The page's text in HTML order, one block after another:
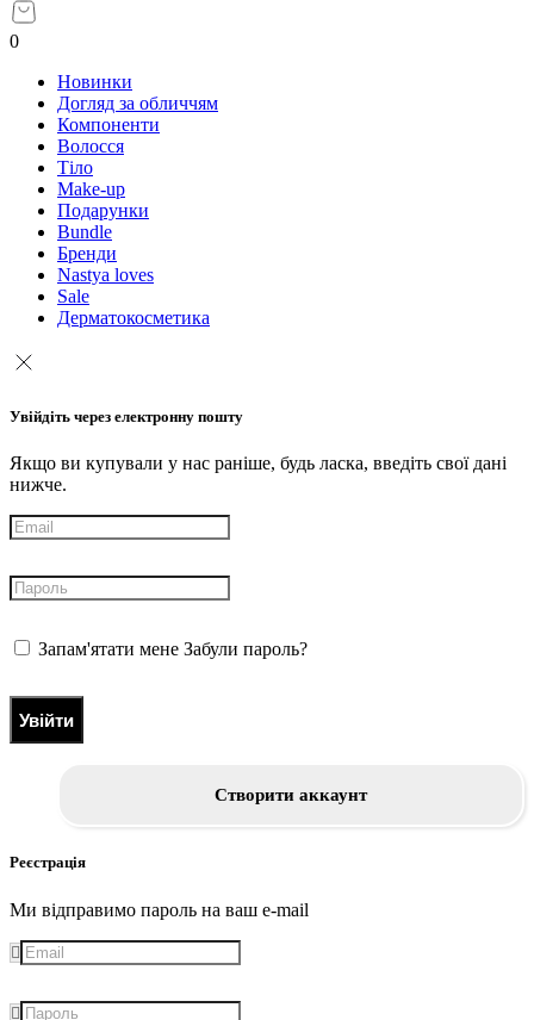
0
Новинки
Догляд за обличчям
Компоненти
Волосся
Тіло
Make-up
Подарунки
Bundle
Бренди
Nastya loves
Sale
Дерматокосметика
Увійдіть через електронну пошту
Якщо ви купували у нас раніше, будь ласка, введіть свої дані
нижче.
Запам'ятати мене Забули пароль?
Увійти
Створити аккаунт
Реєстрація
Ми відправимо пароль на ваш e-mail